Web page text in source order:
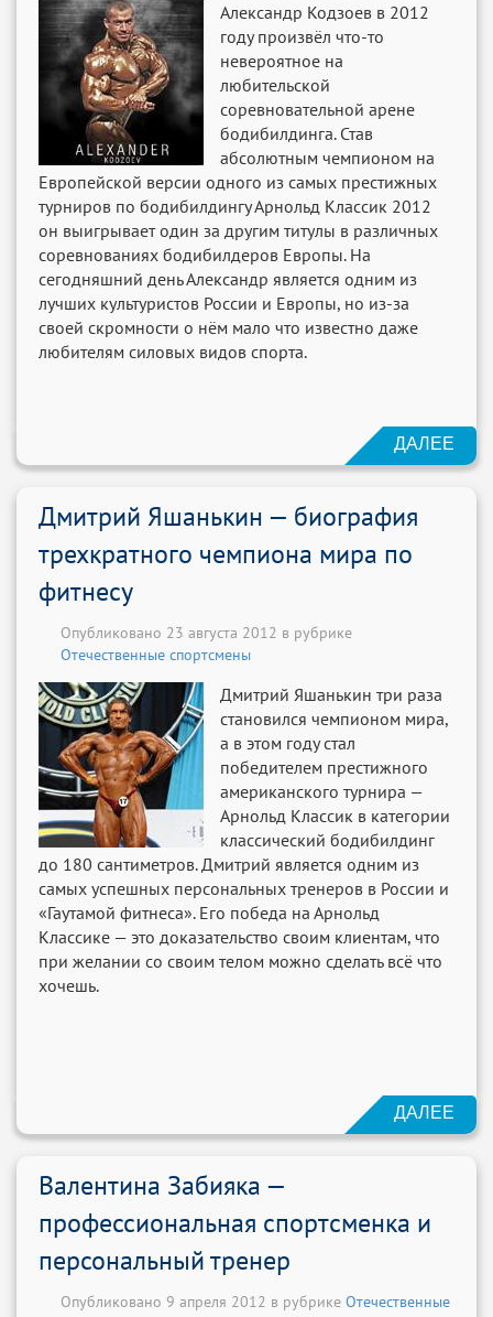
Александр Кодзоев в 2012
году произвёл что-то
невероятное на
любительской
соревновательной арене
бодибилдинга. Став
абсолютным чемпионом на
Европейской версии одного из самых престижных
турниров по бодибилдингу Арнольд Классик 2012
он выигрывает один за другим титулы в различных
соревнованиях бодибилдеров Европы. На
сегодняшний день Александр является одним из
лучших культуристов России и Европы, но из-за
своей скромности о нём мало что известно даже
любителям силовых видов спорта.
ДАЛЕЕ
Дмитрий Яшанькин — биография
трехкратного чемпиона мира по
фитнесу
Опубликовано 23 августа 2012 в рубрике
Отечественные спортсмены
Дмитрий Яшанькин три раза
становился чемпионом мира,
а в этом году стал
победителем престижного
американского турнира —
Арнольд Классик в категории
классический бодибилдинг
до 180 сантиметров. Дмитрий является одним из
самых успешных персональных тренеров в России и
«Гаутамой фитнеса». Его победа на Арнольд
Классике — это доказательство своим клиентам, что
при желании со своим телом можно сделать всё что
хочешь.
ДАЛЕЕ
Валентина Забияка —
профессиональная спортсменка и
персональный тренер
Опубликовано 9 апреля 2012 в рубрике Отечественные